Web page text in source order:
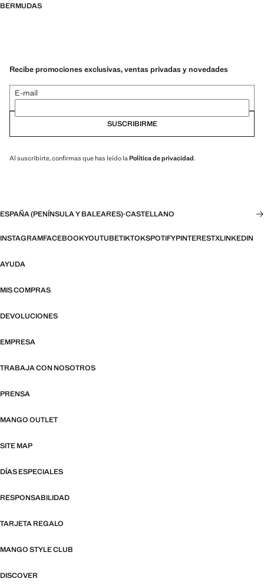
BERMUDAS
Recibe promociones exclusivas, ventas privadas y novedades
E-mail
SUSCRIBIRME
Al suscribirte, confirmas que has leído laPolítica de privacidad.
ESPAÑA (PENÍNSULA Y BALEARES)·CASTELLANO
INSTAGRAMFACEBOOKYOUTUBETIKTOKSPOTIFYPINTERESTXLINKEDIN
AYUDA
MIS COMPRAS
DEVOLUCIONES
EMPRESA
TRABAJA CON NOSOTROS
PRENSA
MANGO OUTLET
SITE MAP
DÍAS ESPECIALES
RESPONSABILIDAD
TARJETA REGALO
MANGO STYLE CLUB
DISCOVER